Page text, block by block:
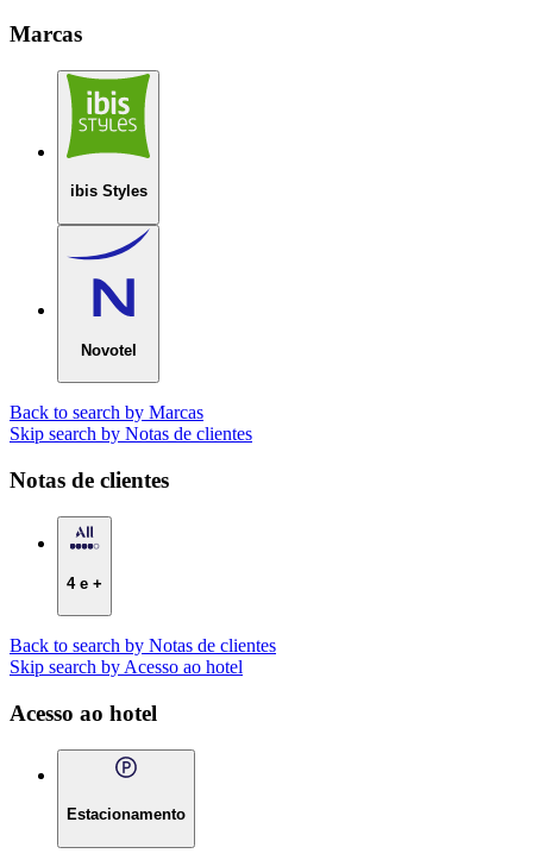
Marcas
ibis Styles
Novotel
Back to search by Marcas
Skip search by Notas de clientes
Notas de clientes
4 e +
Back to search by Notas de clientes
Skip search by Acesso ao hotel
Acesso ao hotel
Estacionamento